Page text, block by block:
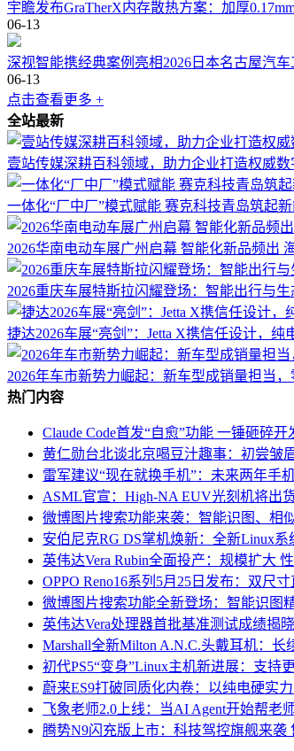
宇瞻发布GraTherX内存散热方案：加厚
06-13
深视智能携经典案例亮相2026日本名古屋汽
06-13
点击查看更多 +
全站最新
壹站传媒深耕百科领域，助力企业打造权威
一体化“厂中厂”模式赋能 赛克科技青岛筑起
2026华南电动车展广州启幕 智能化新品频出
2026重庆车展特斯拉闪耀登场：智能出行与
捷达2026车展“亮剑”：Jetta X携信任设计，纯
2026年车市新势力崛起：新车型成销量担当
热门内容
Claude Code首发“自愈”功能 一锤砸碎
黄仁勋台北谈北京喝豆汁趣事：初尝皱
雷军建议“现在就换手机”：未来两年手
ASML官宣：High-NA EUV光刻机将出
微博图片搜索功能来袭：智能识图、相
安伯尼克RG DS掌机焕新：全新Linux
英伟达Vera Rubin全面投产：规模扩大
OPPO Reno16系列5月25日发布：双尺
微博图片搜索功能全新登场：智能识图
英伟达Vera处理器首批基准测试成绩揭
Marshall全新Milton A.N.C.头戴耳机：
初代PS5“变身”Linux主机新进展：支持
蔚来ES9打破同质化内卷：以纯电硬实
飞象老师2.0上线：当AI Agent开始帮老
腾势N9闪充版上市：科技驾控旗舰来袭